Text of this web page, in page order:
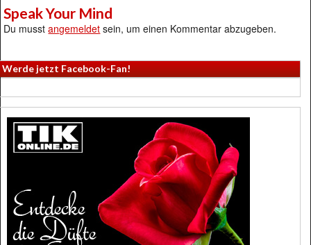
Speak Your Mind
Du musstangemeldet sein, um einen Kommentar abzugeben.
Werde jetzt Facebook-Fan!